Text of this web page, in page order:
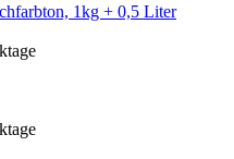
1kg + 0,5 Liter